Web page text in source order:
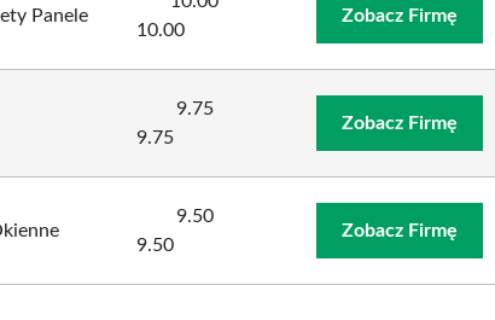
Panele
10.00
Zobacz Firmę
9.75
9.75
Zobacz Firmę
9.50
9.50
Zobacz Firmę